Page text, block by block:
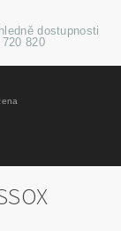
dostupnosti
820